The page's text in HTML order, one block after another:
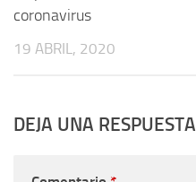
coronavirus
19 ABRIL, 2020
DEJA UNA RESPUESTA